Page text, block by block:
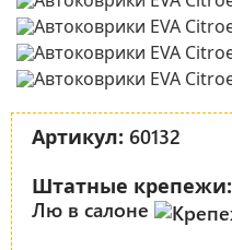
Артикул: 60132
Штатные крепежи:
Лю в салоне